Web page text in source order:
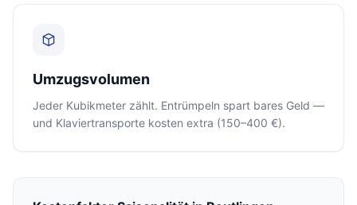
Umzugsvolumen
Jeder Kubikmeter zählt. Entrümpeln spart bares Geld —
und Klaviertransporte kosten extra (150–400 €).